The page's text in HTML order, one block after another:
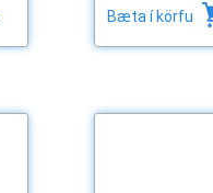
Bæta í körfu